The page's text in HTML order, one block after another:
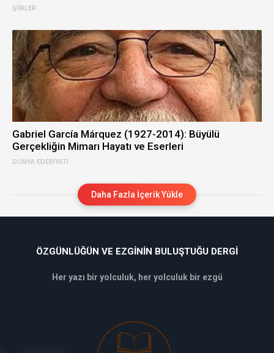
ŞIIRLER
DÜNYA EDEBIYATI
Gabriel García Márquez (1927-2014): Büyülü
Gerçekliğin Mimarı Hayatı ve Eserleri
Daha Fazla İçerik Yükle
ÖZGÜNLÜĞÜN VE EZGININ BULUŞTUĞU DERGI
Her yazı bir yolculuk, her yolculuk bir ezgü